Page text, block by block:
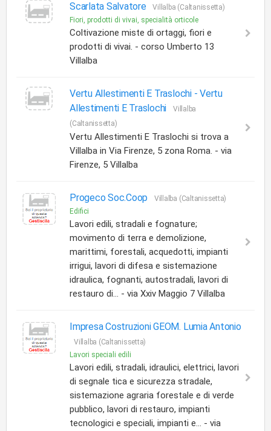
Scarlata Salvatore
Villalba (Caltanissetta)
Fiori, prodotti di vivai, specialità orticole
Coltivazione miste di ortaggi, fiori e
prodotti di vivai. - corso Umberto 13
Villalba
Vertu Allestimenti E Traslochi -Vertu
Allestimenti E Traslochi
Villalba
(Caltanissetta)
Vertu Allestimenti E Traslochi si trova a
Villalba in Via Firenze, 5 zona Roma. - via
Firenze, 5 Villalba
Progeco Soc.Coop
Villalba (Caltanissetta)
Edifici
Lavori edili, stradali e fognature;
movimento di terra e demolizione,
marittimi, forestali, acquedotti, impianti
irrigui, lavori di difesa e sistemazione
idraulica, fognanti, autostradali, lavori di
restauro di... - via Xxiv Maggio 7 Villalba
Impresa Costruzioni GEOM. Lumia Antonio
Villalba (Caltanissetta)
Lavori speciali edili
Lavori edili, stradali, idraulici, elettrici, lavori
di segnale tica e sicurezza stradale,
sistemazione agraria forestale e di verde
pubblico, lavori di restauro, impianti
tecnologici e speciali, impianti e... - via